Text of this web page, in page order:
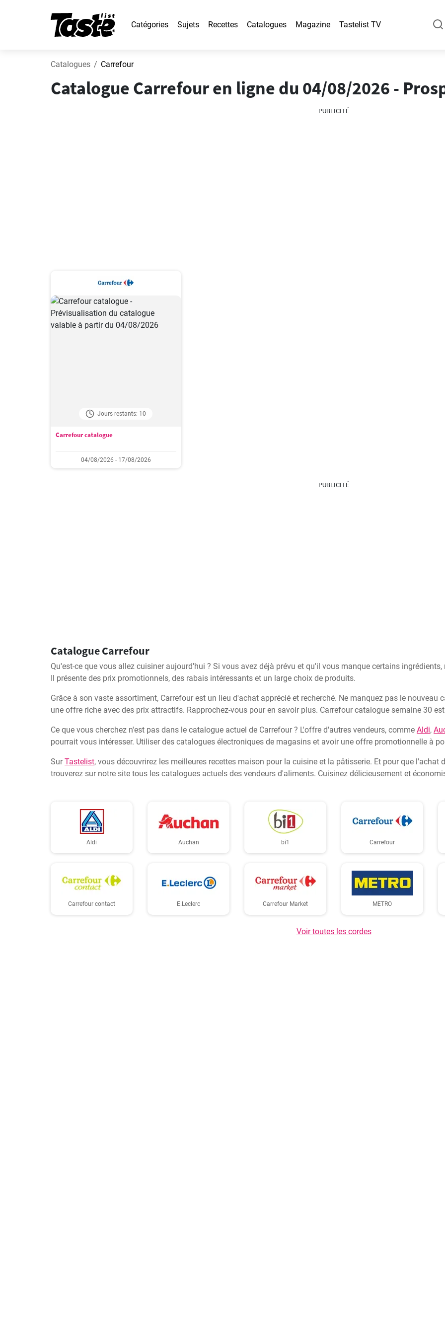
Catégories Sujets Recettes Catalogues Magazine Tastelist TV
Catalogues Carrefour
Catalogue Carrefour en ligne du 04/08/2026 -
PUBLICITÉ
Jours restants: 10
Carrefour catalogue
04/08/2026 - 17/08/2026
PUBLICITÉ
Catalogue Carrefour
Qu'est-ce que vous allez cuisiner aujourd'hui ? Si vous avez déjà prévu et qu'il vous manque certains
Il présente des prix promotionnels, des rabais intéressants et un large choix de produits.
Grâce à son vaste assortiment, Carrefour est un lieu d'achat apprécié et recherché. Ne manquez pas le nouveau
une offre riche avec des prix attractifs. Rapprochez-vous pour en savoir plus. Carrefour catalogue semaine 30
Ce que vous cherchez n'est pas dans le catalogue actuel de Carrefour ? L'offre d'autres vendeurs, comme Aldi,
pourrait vous intéresser. Utiliser des catalogues électroniques de magasins et avoir une offre promotionnelle à
SurTastelist, vous découvrirez les meilleures recettes maison pour la cuisine et la pâtisserie. Et pour que
trouverez sur notre site tous les catalogues actuels des vendeurs d'aliments. Cuisinez délicieusement et
Aldi Auchan bi1 Carrefour
Carrefour contact E.Leclerc Carrefour Market METRO
Voir toutes les cordes